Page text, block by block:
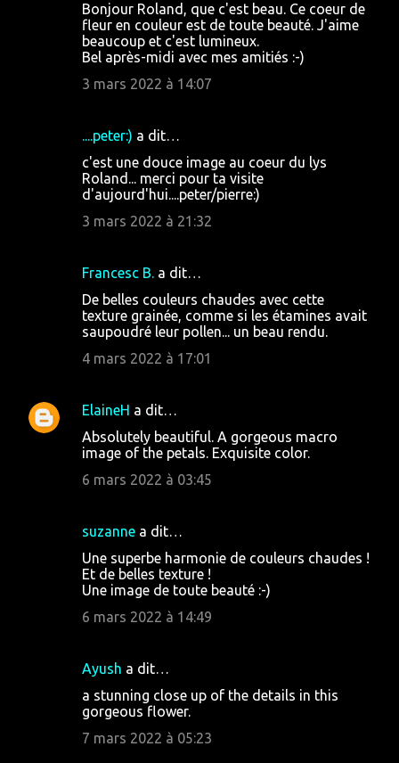
Bonjour Roland, que c'est beau. Ce coeur de
fleur en couleur est de toute beauté. J'aime
beaucoup et c'est lumineux.
Bel après-midi avec mes amitiés :-)
3 mars 2022 à 14:07
....peter:) a dit…
c'est une douce image au coeur du lys
Roland... merci pour ta visite
d'aujourd'hui....peter/pierre:)
3 mars 2022 à 21:32
Francesc B. a dit…
De belles couleurs chaudes avec cette
texture grainée, comme si les étamines avait
saupoudré leur pollen... un beau rendu.
4 mars 2022 à 17:01
ElaineH a dit…
Absolutely beautiful. A gorgeous macro
image of the petals. Exquisite color.
6 mars 2022 à 03:45
suzanne a dit…
Une superbe harmonie de couleurs chaudes !
Et de belles texture !
Une image de toute beauté :-)
6 mars 2022 à 14:49
Ayush a dit…
a stunning close up of the details in this
gorgeous flower.
7 mars 2022 à 05:23